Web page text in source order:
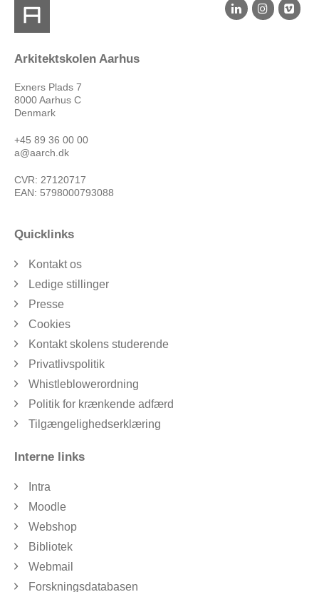
Arkitektskolen Aarhus
Exners Plads 7
8000 Aarhus C
Denmark
+45 89 36 00 00
a@aarch.dk
CVR: 27120717
EAN: 5798000793088
Quicklinks
Kontakt os
Ledige stillinger
Presse
Cookies
Kontakt skolens studerende
Privatlivspolitik
Whistleblowerordning
Politik for krænkende adfærd
Tilgængelighedserklæring
Interne links
Intra
Moodle
Webshop
Bibliotek
Webmail
Forskningsdatabasen